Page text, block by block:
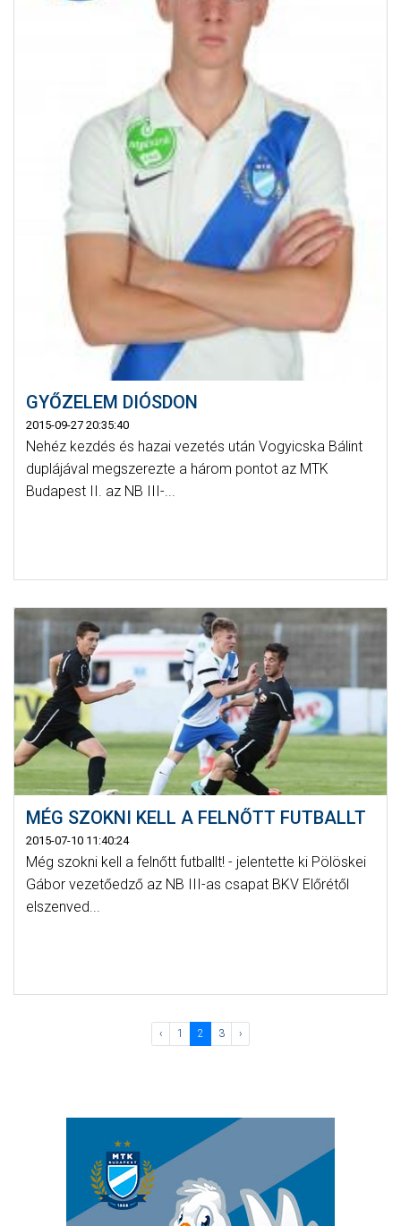
GYŐZELEM DIÓSDON
2015-09-27 20:35:40
Nehéz kezdés és hazai vezetés után Vogyicska Bálint
duplájával megszerezte a három pontot az MTK
Budapest II. az NB III-...
MÉG SZOKNI KELL A FELNŐTT FUTBALLT
2015-07-10 11:40:24
Még szokni kell a felnőtt futballt! - jelentette ki Pölöskei
Gábor vezetőedző az NB III-as csapat BKV Előrétől
elszenved...
‹ 1 2 3 ›